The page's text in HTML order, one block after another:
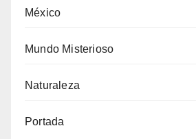
México
Mundo Misterioso
Naturaleza
Portada